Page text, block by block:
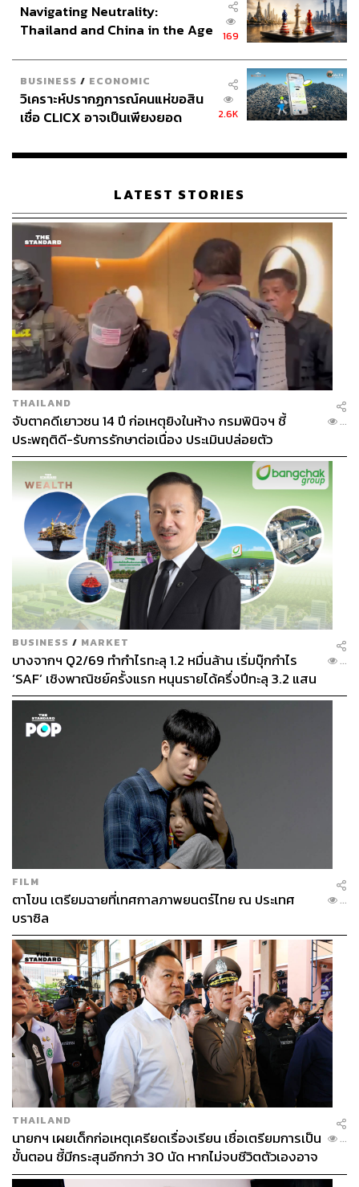
Navigating Neutrality:
Thailand and China in the Age
169
BUSINESS / ECONOMIC
วิเคราะห์ปรากฏการณ์คนแห่ขอสิน
เชื่อ CLICX อาจเป็นเพียงยอด
เรือนไทยที่ถูกซุกไว้
2.6K
LATEST STORIES
THAILAND
จับตาคดีเยาวชน 14 ปี ก่อเหตุยิงในห้าง กรมพินิจฯ ชี้
ประพฤติดี-รับการรักษาต่อเนื่อง ประเมินปล่อยตัว
...
BUSINESS / MARKET
บางจากฯ Q2/69 ทำกำไรทะลุ 1.2 หมื่นล้าน เริ่มบุ๊กกำไร
‘SAF’ เชิงพาณิชย์ครั้งแรก หนุนรายได้ครึ่งปีทะลุ 3.2 แสน
ล้าน
...
FILM
ตาโขน เตรียมฉายที่เทศกาลภาพยนตร์ไทย ณ ประเทศ
บราซิล
...
THAILAND
นายกฯ เผยเด็กก่อเหตุเครียดเรื่องเรียน เชื่อเตรียมการเป็น
ขั้นตอน ชี้มีกระสุนอีกกว่า 30 นัด หากไม่จบชีวิตตัวเองอาจ
สูญเสียเพิ่ม
...